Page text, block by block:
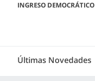
INGRESO DEMOCRÁTICO
Últimas Novedades